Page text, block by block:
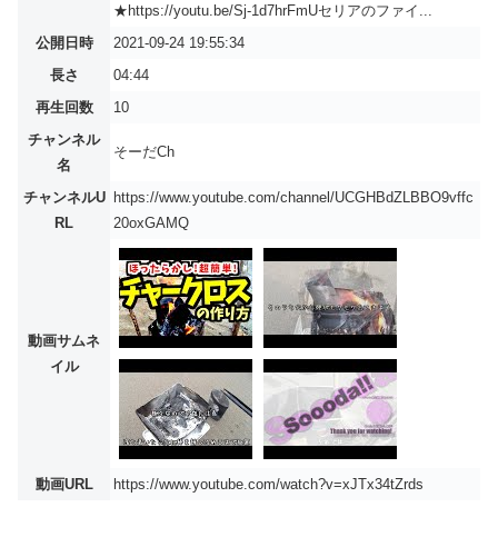
★https://youtu.be/Sj-1d7hrFmUセリアのファイ...
公開日時
2021-09-24 19:55:34
長さ
04:44
再生回数
10
チャンネル
名
そーだCh
チャンネルU
RL
https://www.youtube.com/channel/UCGHBdZLBBO9vffc
20oxGAMQ
動画サムネ
イル
動画URL https://www.youtube.com/watch?v=xJTx34tZrds